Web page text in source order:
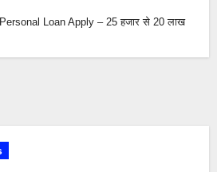
Loan Apply – 25 हजार से 20 लाख